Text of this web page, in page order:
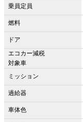
乗員定員
燃料
ドア
エコカー減税
対象車
ミッション
過給器
車体色